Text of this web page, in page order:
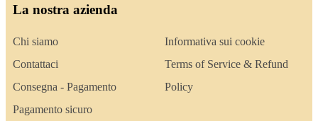
La nostra azienda
Chi siamo
Contattaci
Consegna - Pagamento
Pagamento sicuro
Informativa sui cookie
Terms of Service & Refund
Policy